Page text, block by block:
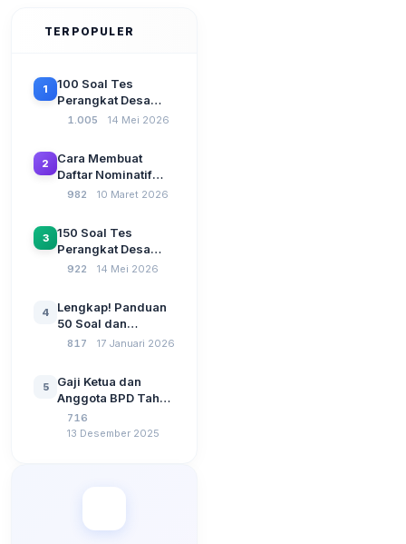
TERPOPULER
1
100 Soal Tes
Perangkat Desa
Terbaru 2026
CAT Berbasis UU
Desa No. 3 Tahun
2024
1.005 14 Mei 2026
2
Cara Membuat
Daftar Nominatif
Siltap di Aplikasi
SPP Pencairan
Dana Desa
982 10 Maret 2026
3
150 Soal Tes
Perangkat Desa
2026: Administrasi
Kebangsaan, dan
Komputer Beserta
Jawaban Paling
922 14 Mei 2026
4
Lengkap! Panduan
50 Soal dan
Jawaban Tes
Berdasarkan UU No
3 Tahun 2024
817 17 Januari 2026
5
Gaji Ketua dan
Anggota BPD Tahun
2026, Berapa
Besarannya? Ada
716
13 Desember 2025